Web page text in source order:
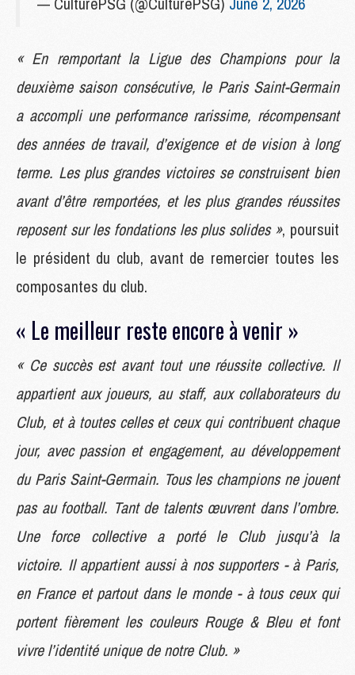
« En remportant la Ligue des Champions pour la
deuxième saison consécutive, le Paris Saint-Germain
a accompli une performance rarissime, récompensant
des années de travail, d’exigence et de vision à long
terme. Les plus grandes victoires se construisent bien
avant d’être remportées, et les plus grandes réussites
reposent sur les fondations les plus solides », poursuit
le président du club, avant de remercier toutes les
composantes du club.
« Le meilleur reste encore à venir »
« Ce succès est avant tout une réussite collective. Il
appartient aux joueurs, au staff, aux collaborateurs du
Club, et à toutes celles et ceux qui contribuent chaque
jour, avec passion et engagement, au développement
du Paris Saint-Germain. Tous les champions ne jouent
pas au football. Tant de talents œuvrent dans l’ombre.
Une force collective a porté le Club jusqu’à la
victoire. Il appartient aussi à nos supporters - à Paris,
en France et partout dans le monde - à tous ceux qui
portent fièrement les couleurs Rouge & Bleu et font
vivre l’identité unique de notre Club. »